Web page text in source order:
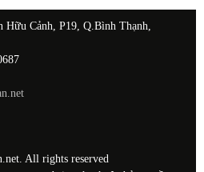
Hữu Cảnh, P19, Q.Bình Thạnh,
All rights reserved